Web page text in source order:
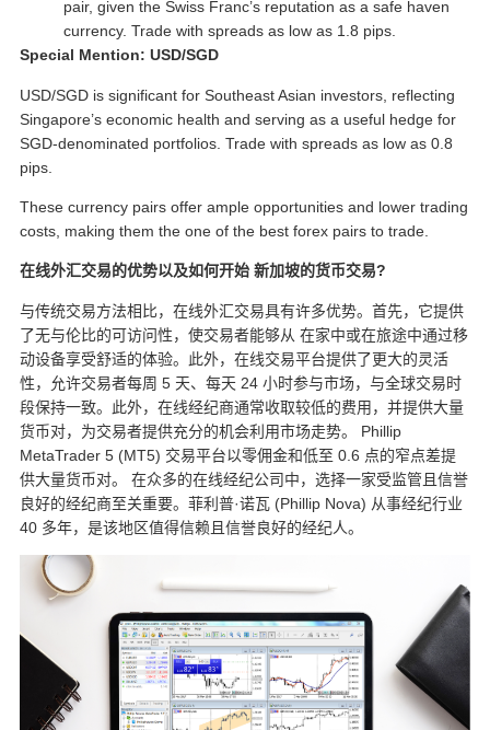
pair, given the Swiss Franc’s reputation as a safe haven
currency. Trade with spreads as low as 1.8 pips.
Special Mention: USD/SGD
USD/SGD is significant for Southeast Asian investors, reflecting
Singapore’s economic health and serving as a useful hedge for
SGD-denominated portfolios. Trade with spreads as low as 0.8
pips.
These currency pairs offer ample opportunities and lower trading
costs, making them the one of the best forex pairs to trade
在线外汇交易的优势以及如何开始 新加坡的货币交易?
与传统交易方法相比，在线外汇交易具有许多优势。首先，它提供
了无与伦比的可访问性，使交易者能够从 在家中或在旅途中通过移
动设备享受舒适的体验。此外，在线交易平台提供了更大的灵活
性，允许交易者每周 5 天、每天 24 小时参与市场，与全球交易时
段保持一致。此外，在线经纪商通常收取较低的费用，并提供大量
货币对，为交易者提供充分的机会利用市场走势。 Phillip
MetaTrader 5 (MT5) 交易平台以零佣金和低至 0.6 点的窄点差提
供大量货币对。 在众多的在线经纪公司中，选择一家受监管且信誉
良好的经纪商至关重要。菲利普·诺瓦 (Phillip Nova) 从事经纪行业
40 多年，是该地区值得信赖且信誉良好的经纪人。